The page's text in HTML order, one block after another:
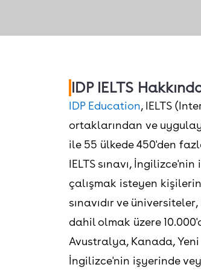
IDP IELTS
IDP Education, IELTS
ortaklarından ve
ile 55 ülkede 450'den
IELTS sınavı,
çalışmak isteyen
sınavıdır ve
dahil olmak üzere
Avustralya, Kanada,
İngilizce'nin işyerinde